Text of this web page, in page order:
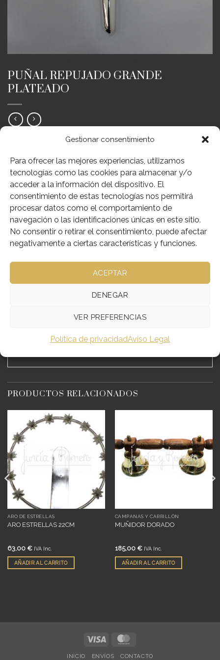
Gestionar consentimiento
Para ofrecer las mejores experiencias, utilizamos
tecnologías como las cookies para almacenar y/o
acceder a la información del dispositivo. El
consentimiento de estas tecnologías nos permitirá
procesar datos como el comportamiento de
navegación o las identificaciones únicas en este sitio.
No consentir o retirar el consentimiento, puede afectar
negativamente a ciertas características y funciones.
ACEPTAR
DENEGAR
VER PREFERENCIAS
Política de privacidadAviso Legal
PUÑAL REPUJADO GRANDE
PLATEADO
IVA Inc.
REF:117-243PL
Sin existencias
Añadir a deseos
SKU: 117-243PL
Categorías:Orfebrería,Puñal y Corazón
PRODUCTOS RELACIONADOS
Añadir
a
deseos
ARO DE ESTRELLAS
ARO ESTRELLAS 22CM
63,00 € IVA Inc.
AÑADIR AL CARRITO
a
deseos
CAMPANAS Y CARRILLÓN
MUÑIDOR DORADO
185,00 € IVA Inc.
AÑADIR AL CARRITO
Visa
INICIO ENVÍOS CONTACTO